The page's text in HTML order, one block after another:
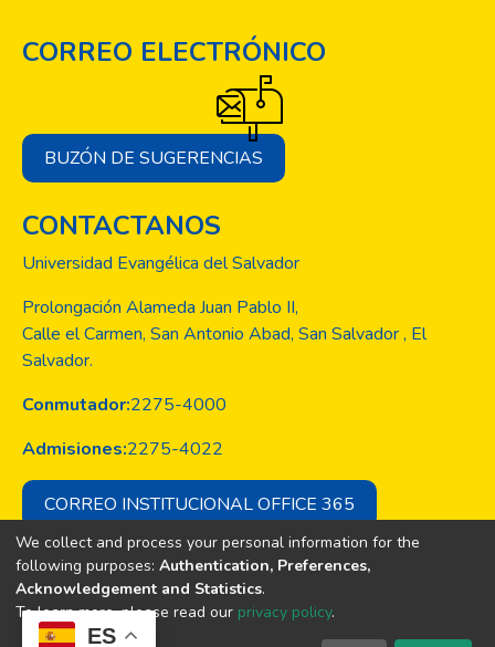
ES
CORREO ELECTRÓNICO
BUZÓN DE SUGERENCIAS
CONTACTANOS
Universidad Evangélica del Salvador
Prolongación Alameda Juan Pablo II,
Calle el Carmen, San Antonio Abad, San Salvador , El
Salvador.
Conmutador:2275-4000
Admisiones:2275-4022
CORREO INSTITUCIONAL OFFICE 365
Copyright © Todos los derechos son
de la Universidad Evangélica de El
We collect and process your personal information for the
following purposes: Authentication, Preferences,
Acknowledgement and Statistics.
To learn more, please read our privacy policy.